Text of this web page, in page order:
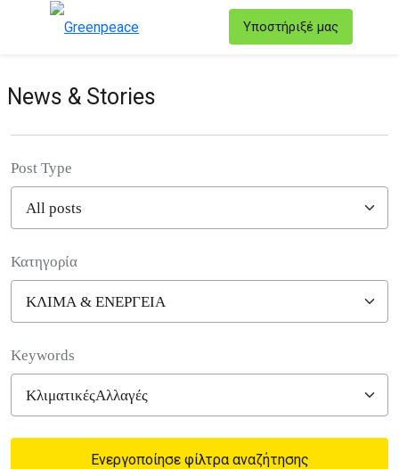
Υποστήριξέ μας
News & Stories
Post Type
Κατηγορία
Keywords
Ενεργοποίησε φίλτρα αναζήτησης